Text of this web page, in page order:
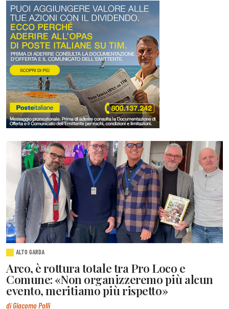
ALTO GARDA
Arco, è rottura totale tra Pro Loco e
Comune: «Non organizzeremo più alcun
evento, meritiamo più rispetto»
di Giacomo Polli